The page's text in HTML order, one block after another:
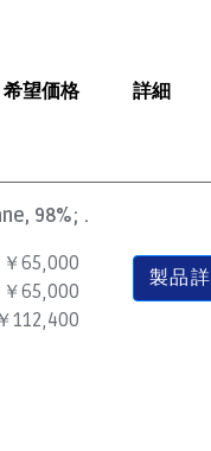
希望価格 詳細
98%; .
￥65,000
￥65,000
￥112,400
製品